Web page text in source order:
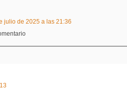
julio de 2025 a las 21:36